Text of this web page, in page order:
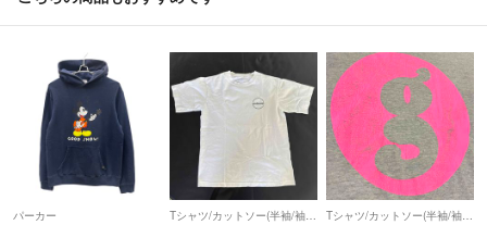
【実寸サイズ】
着丈61cm
胸囲60cm
肩幅53cm
袖丈57cm
ご気軽にコメント下さいませ！
パーカー Tシャツ/カットソー(半袖/袖なし) Tシャツ/カットソー(半袖/袖なし)